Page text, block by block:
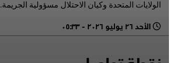
الولايات المتحدة وكيان الاحتلال مسؤولية الجريمة.
الأحد ٢٦ يوليو ٢٠٢٦ - ٠٥:٣٣